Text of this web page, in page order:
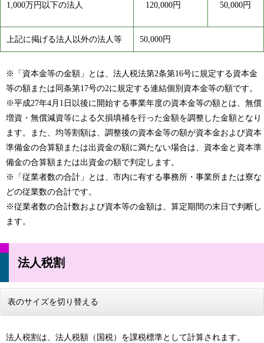
1,000万円以下の法人 120,000円 50,000円
上記に掲げる法人以外の法人等 50,000円
※「資本金等の金額」とは、法人税法第2条第16号に規定する資本金
等の額または同条第17号の2に規定する連結個別資本金等の額です。
※平成27年4月1日以後に開始する事業年度の資本金等の額とは、無償
増資・無償減資等による欠損填補を行った金額を調整した金額となり
ます。また、均等割額は、調整後の資本金等の額が資本金および資本
準備金の合算額または出資金の額に満たない場合は、資本金と資本準
備金の合算額または出資金の額で判定します。
※「従業者数の合計」とは、市内に有する事務所・事業所または寮な
どの従業数の合計です。
※従業者数の合計数および資本等の金額は、算定期間の末日で判断し
ます。
法人税割
表のサイズを切り替える
法人税割は、法人税額（国税）を課税標準として計算されます。